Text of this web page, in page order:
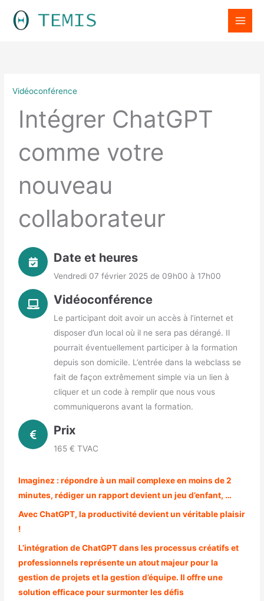
Vidéoconférence
Intégrer ChatGPT
comme votre
nouveau
collaborateur
Date et heures
Vendredi 07 février 2025 de 09h00 à 17h00
Vidéoconférence
Le participant doit avoir un accès à l’internet et
disposer d’un local où il ne sera pas dérangé. Il
pourrait éventuellement participer à la formation
depuis son domicile. L’entrée dans la webclass se
fait de façon extrêmement simple via un lien à
cliquer et un code à remplir que nous vous
communiquerons avant la formation.
Prix
165 € TVAC
Imaginez : répondre à un mail complexe en moins de 2
minutes, rédiger un rapport devient un jeu d’enfant, …
Avec ChatGPT, la productivité devient un véritable plaisir
!
L’intégration de ChatGPT dans les processus créatifs et
professionnels représente un atout majeur pour la
gestion de projets et la gestion d’équipe. Il offre une
solution efficace pour surmonter les défis